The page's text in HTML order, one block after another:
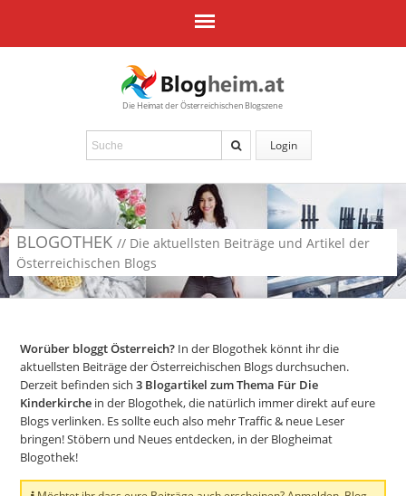
Die Heimat der Österreichischen Blogszene
Login
BLOGOTHEK // Die aktuellsten Beiträge und Artikel der
Österreichischen Blogs
Worüber bloggt Österreich? In der Blogothek könnt ihr die
aktuellsten Beiträge der Österreichischen Blogs durchsuchen.
Derzeit befinden sich3 Blogartikel zum Thema Für Die
Kinderkirche in der Blogothek, die natürlich immer direkt auf eure
Blogs verlinken. Es sollte euch also mehr Traffic & neue Leser
bringen! Stöbern und Neues entdecken, in der Blogheimat
Blogothek!